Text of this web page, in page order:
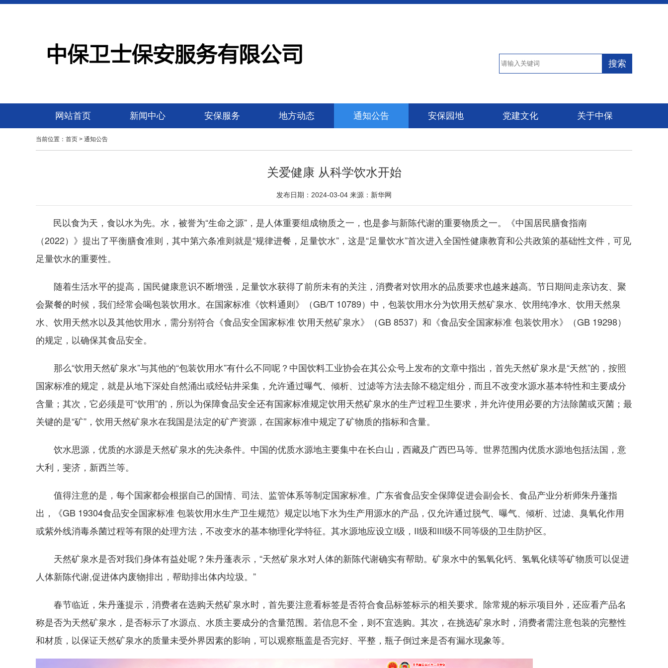
搜索
网站首页 新闻中心 安保服务 地方动态 通知公告 安保园地 党建文化 关于中保
当前位置： 首页 > 通知公告
关爱健康 从科学饮水开始
发布日期：2024-03-04 来源：新华网
民以食为天，食以水为先。水，被誉为“生命之源”，是人体重要组成物质之一，也是参与新陈代谢的重要物质之一。《中国居民膳食指南
（2022）》提出了平衡膳食准则，其中第六条准则就是“规律进餐，足量饮水”，这是“足量饮水”首次进入全国性健康教育和公共政策的基础性文件，可见
足量饮水的重要性。
随着生活水平的提高，国民健康意识不断增强，足量饮水获得了前所未有的关注，消费者对饮用水的品质要求也越来越高。节日期间走亲访友、聚
会聚餐的时候，我们经常会喝包装饮用水。在国家标准《饮料通则》（GB/T 10789）中，包装饮用水分为饮用天然矿泉水、饮用纯净水、饮用天然泉
水、饮用天然水以及其他饮用水，需分别符合《食品安全国家标准 饮用天然矿泉水》（GB 8537）和《食品安全国家标准 包装饮用水》（GB 19298）
的规定，以确保其食品安全。
那么“饮用天然矿泉水”与其他的“包装饮用水”有什么不同呢？中国饮料工业协会在其公众号上发布的文章中指出，首先天然矿泉水是“天然”的，按照
国家标准的规定，就是从地下深处自然涌出或经钻井采集，允许通过曝气、倾析、过滤等方法去除不稳定组分，而且不改变水源水基本特性和主要成分
含量；其次，它必须是可“饮用”的，所以为保障食品安全还有国家标准规定饮用天然矿泉水的生产过程卫生要求，并允许使用必要的方法除菌或灭菌；最
关键的是“矿”，饮用天然矿泉水在我国是法定的矿产资源，在国家标准中规定了矿物质的指标和含量。
饮水思源，优质的水源是天然矿泉水的先决条件。中国的优质水源地主要集中在长白山，西藏及广西巴马等。世界范围内优质水源地包括法国，意
大利，斐济，新西兰等。
值得注意的是，每个国家都会根据自己的国情、司法、监管体系等制定国家标准。广东省食品安全保障促进会副会长、食品产业分析师朱丹蓬指
出，《GB 19304食品安全国家标准 包装饮用水生产卫生规范》规定以地下水为生产用源水的产品，仅允许通过脱气、曝气、倾析、过滤、臭氧化作用
或紫外线消毒杀菌过程等有限的处理方法，不改变水的基本物理化学特征。其水源地应设立I级，II级和III级不同等级的卫生防护区。
天然矿泉水是否对我们身体有益处呢？朱丹蓬表示，“天然矿泉水对人体的新陈代谢确实有帮助。矿泉水中的氢氧化钙、氢氧化镁等矿物质可以促进
人体新陈代谢,促进体内废物排出，帮助排出体内垃圾。”
春节临近，朱丹蓬提示，消费者在选购天然矿泉水时，首先要注意看标签是否符合食品标签标示的相关要求。除常规的标示项目外，还应看产品名
称是否为天然矿泉水，是否标示了水源点、水质主要成分的含量范围。若信息不全，则不宜选购。其次，在挑选矿泉水时，消费者需注意包装的完整性
和材质，以保证天然矿泉水的质量未受外界因素的影响，可以观察瓶盖是否完好、平整，瓶子倒过来是否有漏水现象等。